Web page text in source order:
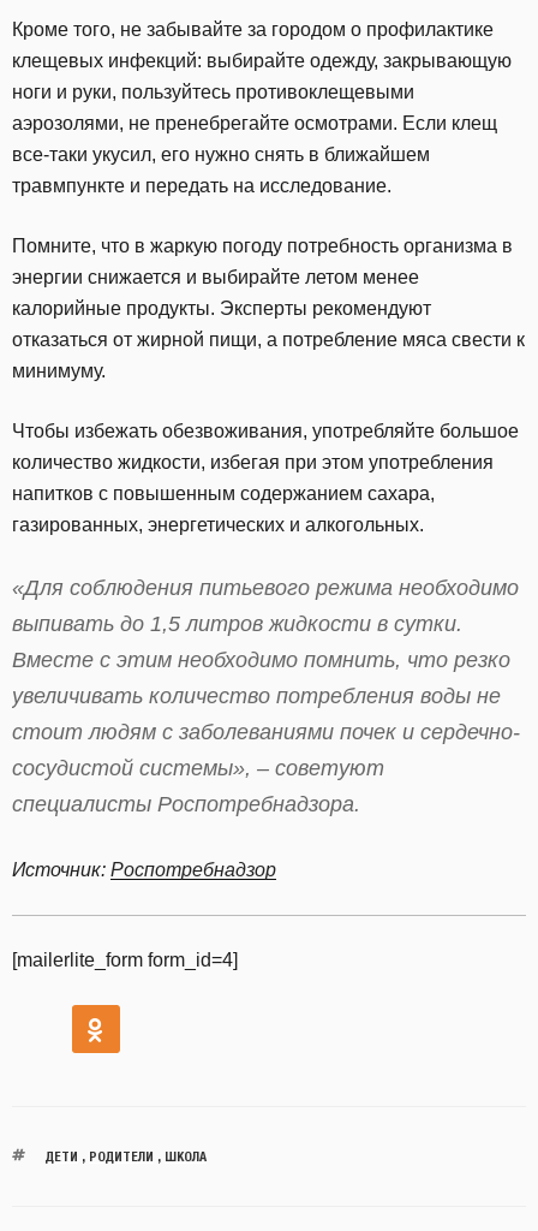
Кроме того, не забывайте за городом о профилактике
клещевых инфекций: выбирайте одежду, закрывающую
ноги и руки, пользуйтесь противоклещевыми
аэрозолями, не пренебрегайте осмотрами. Если клещ
все-таки укусил, его нужно снять в ближайшем
травмпункте и передать на исследование.
Помните, что в жаркую погоду потребность организма в
энергии снижается и выбирайте летом менее
калорийные продукты. Эксперты рекомендуют
отказаться от жирной пищи, а потребление мяса свести к
минимуму.
Чтобы избежать обезвоживания, употребляйте большое
количество жидкости, избегая при этом употребления
напитков с повышенным содержанием сахара,
газированных, энергетических и алкогольных.
«Для соблюдения питьевого режима необходимо
выпивать до 1,5 литров жидкости в сутки.
Вместе с этим необходимо помнить, что резко
увеличивать количество потребления воды не
стоит людям с заболеваниями почек и сердечно-
сосудистой системы», – советуют
специалисты Роспотребнадзора.
Источник: Роспотребнадзор
[mailerlite_form form_id=4]
ДЕТИ , РОДИТЕЛИ , ШКОЛА